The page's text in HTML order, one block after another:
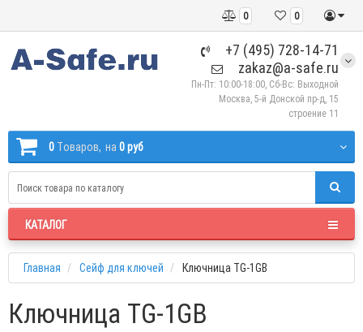
0
0
+7 (495) 728-14-71
zakaz@a-safe.ru
Пн-Пт: 10:00-18:00, Сб-Вс: Выходной
Москва, 5-й Донской пр-д, 15
строение 11
0 Tоваров, на 0 руб
КАТАЛОГ
Главная Сейф для ключей Ключница TG-1GB
Ключница TG-1GB